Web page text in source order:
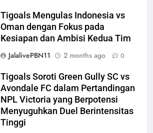
Tigoals Mengulas Indonesia vs
Oman dengan Fokus pada
Kesiapan dan Ambisi Kedua Tim
JalalivePBN11
2 months ago 0
Tigoals Soroti Green Gully SC vs
Avondale FC dalam Pertandingan
NPL Victoria yang Berpotensi
Menyuguhkan Duel Berintensitas
Tinggi